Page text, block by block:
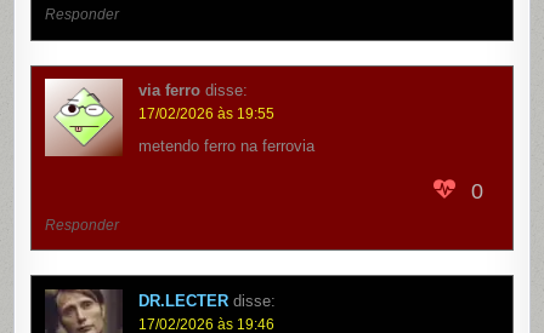
Responder
via ferro disse:
17/02/2026 às 19:55
metendo ferro na ferrovia
0
Responder
DR.LECTER disse:
17/02/2026 às 19:46